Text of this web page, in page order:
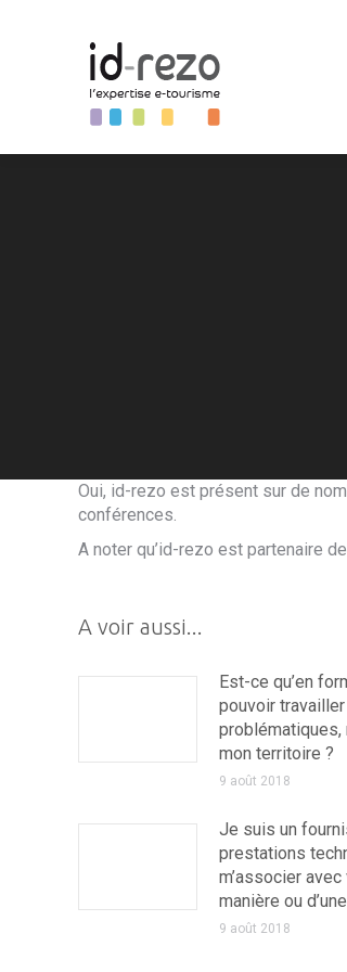
Oui, id-rezo est présent sur de
conférences.
A noter qu’id-rezo est partenaire
A voir aussi...
Est-ce qu’en
pouvoir
problématiques,
mon territoire ?
9 août 2018
Je suis un
prestations
m’associer avec
manière ou
9 août 2018